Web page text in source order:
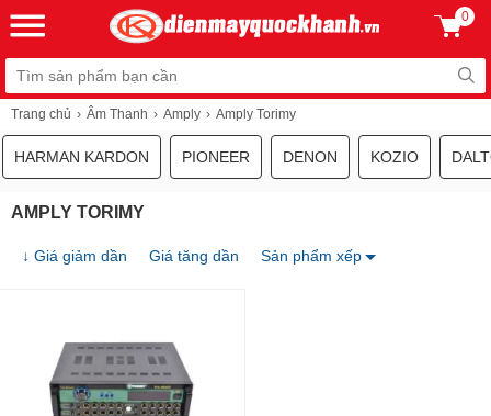
0
Trang chủ Âm Thanh Amply Amply Torimy
HARMAN KARDON PIONEER DENON KOZIO
AMPLY TORIMY
↓ Giá giảm dần Giá tăng dần Sản phẩm xếp